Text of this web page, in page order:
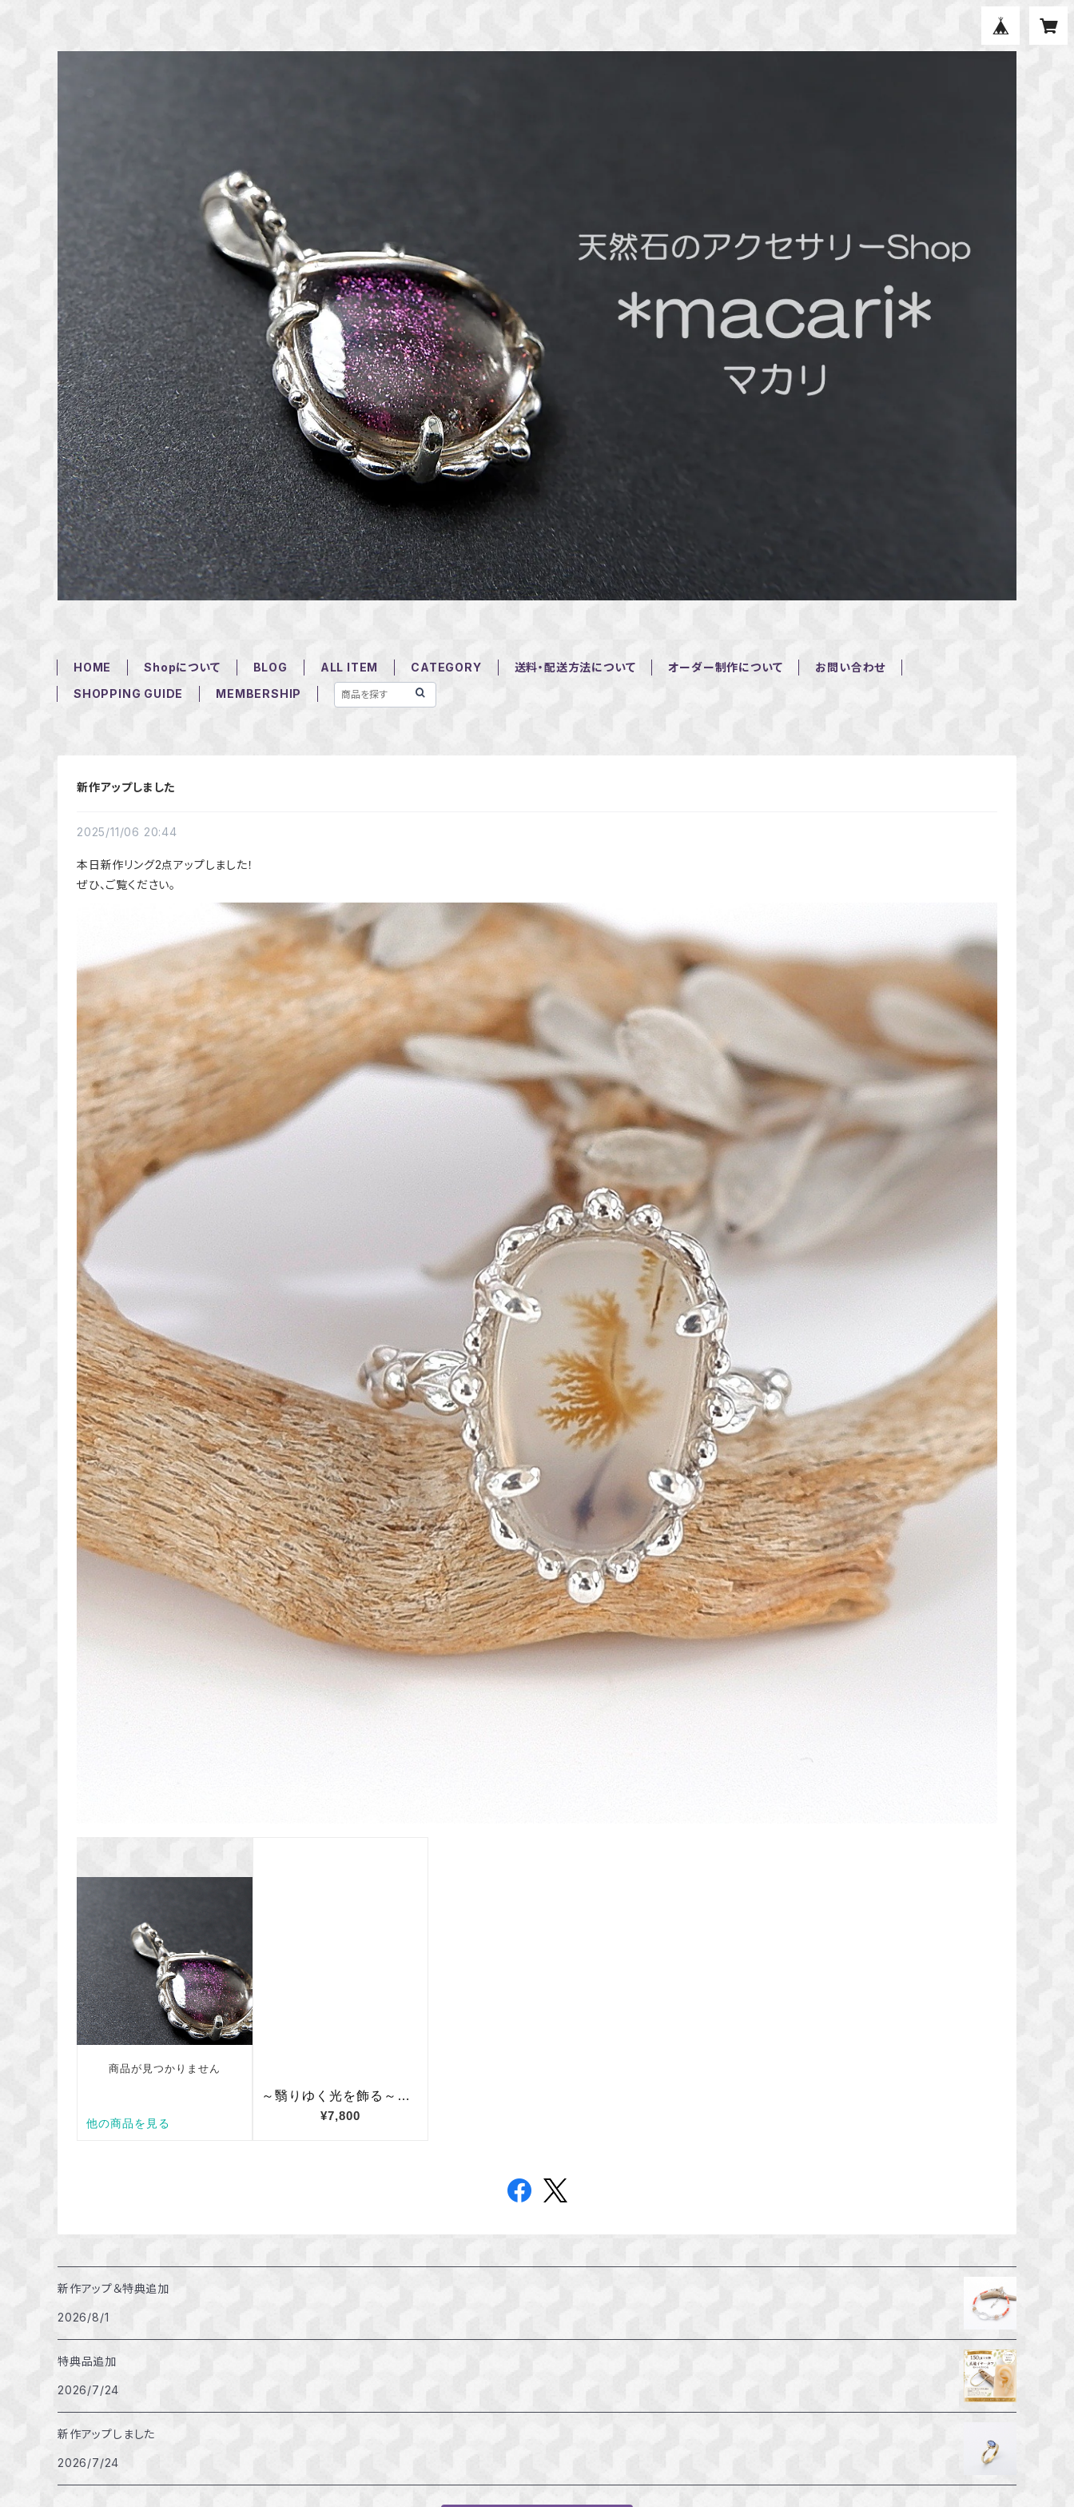
HOME Shopについて BLOG ALL ITEM CATEGORY 送料・配送方法について オーダー制作について
お問い合わせ
SHOPPING GUIDE
MEMBERSHIP
新作アップしました
2025/11/06 20:44
本日新作リング2点アップしました！
ぜひ、ご覧ください。
新作アップ＆特典追加
2026/8/1
特典品追加
2026/7/24
新作アップしました
2026/7/24